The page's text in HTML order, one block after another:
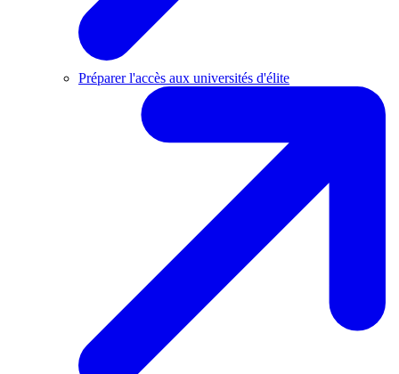
Préparer l'accès aux universités d'élite